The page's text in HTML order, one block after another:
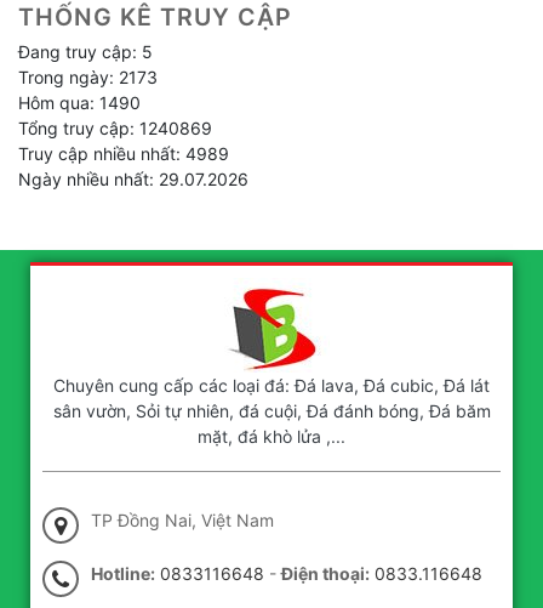
THỐNG KÊ TRUY CẬP
Đang truy cập: 5
Trong ngày: 2173
Hôm qua: 1490
Tổng truy cập: 1240869
Truy cập nhiều nhất: 4989
Ngày nhiều nhất: 29.07.2026
Chuyên cung cấp các loại đá: Đá lava, Đá cubic, Đá lát
sân vườn, Sỏi tự nhiên, đá cuội, Đá đánh bóng, Đá băm
mặt, đá khò lửa ,...
TP Đồng Nai, Việt Nam
Hotline: 0833116648 -Điện thoại: 0833.116648